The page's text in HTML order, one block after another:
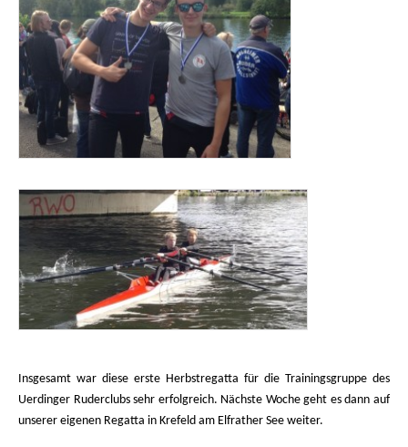
Insgesamt war diese erste Herbstregatta für die Trainingsgruppe des
Uerdinger Ruderclubs sehr erfolgreich. Nächste Woche geht es dann auf
unserer eigenen Regatta in Krefeld am Elfrather See weiter.